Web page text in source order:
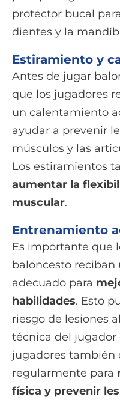
protector bucal
dientes y la
Estiramiento y
Antes de jugar
que los jugadores
un calentamiento
ayudar a prevenir
músculos y las
Los estiramientos
aumentar la
muscular.
Entrenamiento
Es importante que
baloncesto
adecuado para
habilidades. Esto
riesgo de lesiones
técnica del jugador
jugadores también
regularmente para
física y prevenir